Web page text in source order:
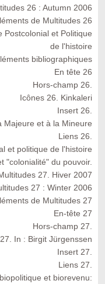
26 : Autumn 2006
de Multitudes 26
Postcolonial et Politique
de l'histoire
bibliographiques
En tête 26
Hors-champ 26.
Icônes 26. Kinkaleri
Insert 26.
Majeure et à la Mineure
Liens 26.
et politique de l'histoire
"colonialité" du pouvoir.
27. Hiver 2007
27 : Winter 2006
de Multitudes 27
En-tête 27
Hors-champ 27.
In : Birgit Jürgenssen
Insert 27.
Liens 27.
et biorevenu: